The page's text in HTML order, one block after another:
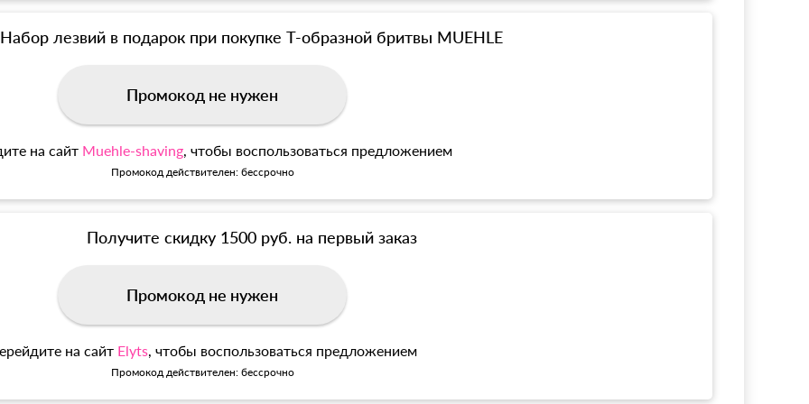
Набор лезвий в подарок при покупке Т-образной бритвы MUEHLE
Промокод не нужен
на сайт Muehle-shaving, чтобы воспользоваться предложением
Промокод действителен: бессрочно
Получите скидку 1500 руб. на первый заказ
Промокод не нужен
на сайт Elyts, чтобы воспользоваться предложением
Промокод действителен: бессрочно